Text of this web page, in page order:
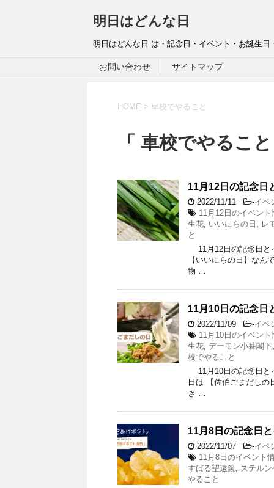
明日はどんな日
明日はどんな日 は・記念日・イベント・お誕生日
お問い合わせ サイトマップ
HOME > 車校でやること
「 車校でやるこ
11月12日の記念日
2022/11/11 -イベ
11月12日のイベント
生花, いいにらの日 , レ
と
11月12日の記念日と
【いいにらの日】なん
物 …
11月10日の記念日
2022/11/09 -イベ
11月10日のイベント
生花, デーモン小暮閣下,
校でやること
11月10日の記念日と
日は 【佐伯ごまだし
き …
11月8日の記念日
2022/11/07 -イベ
11月8日のイベント
すばる望遠鏡, ステル
やること